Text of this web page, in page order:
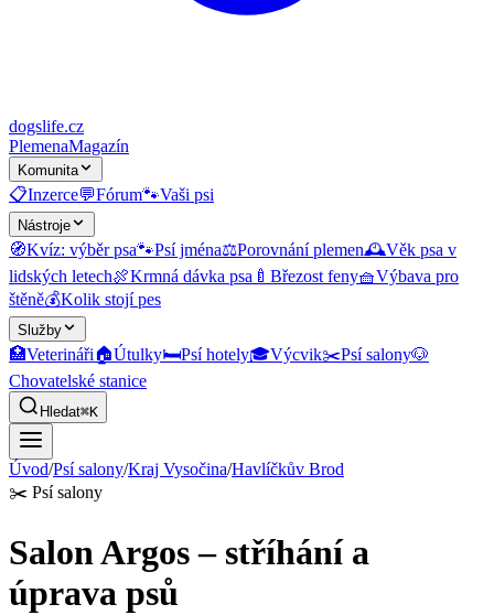
dogslife.cz
PlemenaMagazín
Komunita
📋Inzerce💬Fórum🐾Vaši psi
Nástroje
🧭Kvíz: výběr psa🐾Psí jména⚖️Porovnání plemen🕰️Věk psa v
lidských letech🍖Krmná dávka psa 🍼 Březost feny🧺Výbava pro
štěně💰Kolik stojí pes
Služby
🏥Veterináři🏠Útulky🛏️Psí hotely🎓Výcvik✂️Psí salony🐶
Chovatelské stanice
Hledat⌘K
Úvod/Psí salony/Kraj Vysočina/Havlíčkův Brod
✂️ Psí salony
Salon Argos – stříhání a
úprava psů